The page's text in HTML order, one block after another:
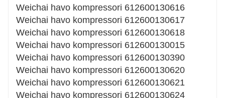
Weichai havo kompressori 612600130616
Weichai havo kompressori 612600130617
Weichai havo kompressori 612600130618
Weichai havo kompressori 612600130015
Weichai havo kompressori 612600130390
Weichai havo kompressori 612600130620
Weichai havo kompressori 612600130621
Weichai havo kompressori 612600130624